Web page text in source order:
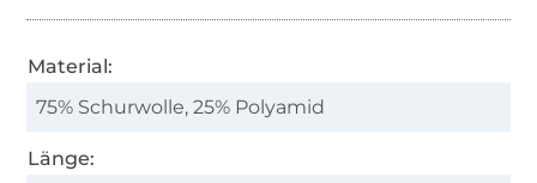
Material:
75% Schurwolle, 25% Polyamid
Länge: